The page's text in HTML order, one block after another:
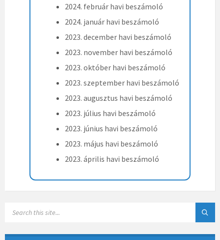
2024. február havi beszámoló
2024. január havi beszámoló
2023. december havi beszámoló
2023. november havi beszámoló
2023. október havi beszámoló
2023. szeptember havi beszámoló
2023. augusztus havi beszámoló
2023. július havi beszámoló
2023. június havi beszámoló
2023. május havi beszámoló
2023. április havi beszámoló